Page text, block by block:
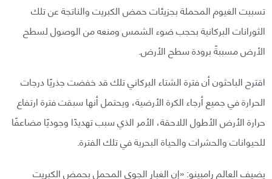
تسببت الغيوم المحملة بجزيئات حمض الكبريت والناتجة عن تلك
الثورانات البركانية بحجب ضوء الشمس ومنعه من الوصول لسطح
الأرض مسببةً برودة سطح الأرض.
اقترح الباحثون أن فترة الشتاء البركاني تلك قد خفضت جذريًا درجات
الحرارة في جميع أرجاء الكرة الأرضية، ويحتمل أنها سبقت فترة ارتفاع
حرارة الأرض الأطول اللاحقة، الأمر الذي سبب تهديدًا وجوديًا مضاعفًا
للحيوانات والحشرات والحياة البحرية في تلك الفترة.
يضيف العالم رامبينو: «إن الغبار الجوي المحمل بحمض الكبريت